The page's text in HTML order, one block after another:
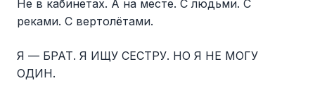
Не в кабинетах. А на месте. С людьми. С
реками. С вертолётами.
Я — БРАТ. Я ИЩУ СЕСТРУ. НО Я НЕ МОГУ
ОДИН.